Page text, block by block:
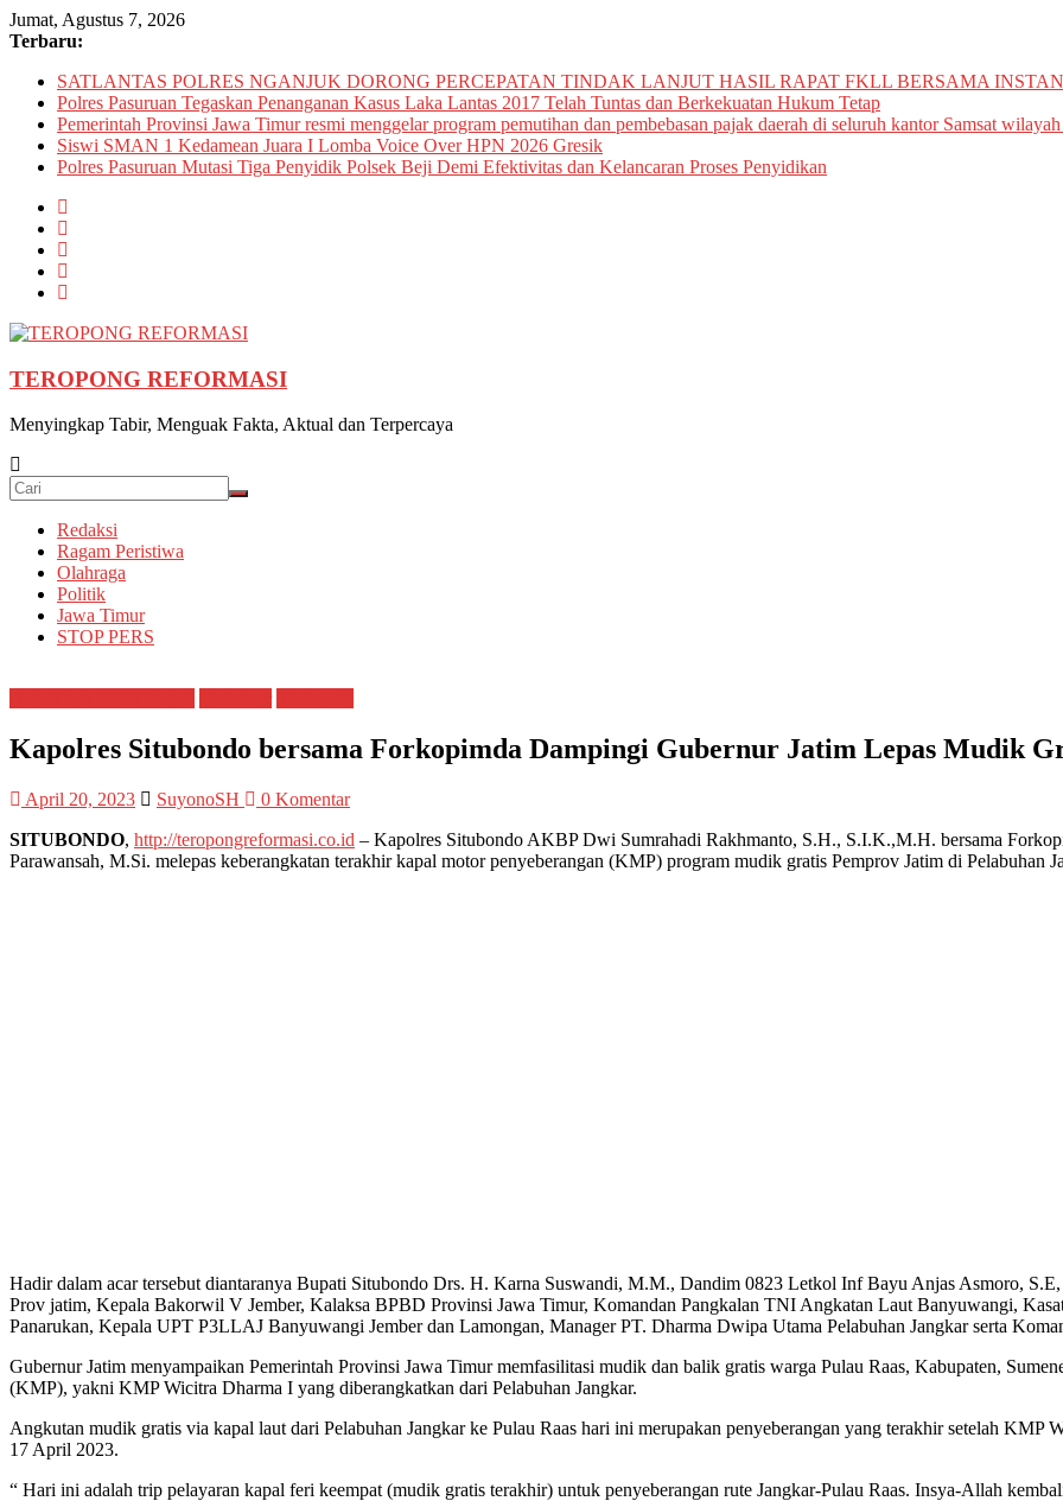
Skip
to
Jumat, Agustus 7, 2026
Terbaru:
SATLANTAS POLRES NGANJUK DORONG PERCEPATAN TINDAK LANJUT HASIL RAPAT FKLL BERSAMA
Polres Pasuruan Tegaskan Penanganan Kasus Laka Lantas 2017 Telah Tuntas dan Berkekuatan Hukum Tetap
Pemerintah Provinsi Jawa Timur resmi menggelar program pemutihan dan pembebasan pajak daerah di seluruh kantor Samsat
Siswi SMAN 1 Kedamean Juara I Lomba Voice Over HPN 2026 Gresik
Polres Pasuruan Mutasi Tiga Penyidik Polsek Beji Demi Efektivitas dan Kelancaran Proses Penyidikan
TEROPONG REFORMASI
Menyingkap Tabir, Menguak Fakta, Aktual dan Terpercaya
Redaksi
Ragam Peristiwa
Olahraga
Politik
Jawa Timur
STOP PERS
Kapolres Situbondo bersama Forkopimda Dampingi Gubernur Jatim Lepas Mudik
April 20, 2023 SuyonoSH
0 Komentar
SITUBONDO, http://teropongreformasi.co.id – Kapolres Situbondo AKBP Dwi Sumrahadi Rakhmanto, S.H., S.I.K.,M.H. bersama
Parawansah, M.Si. melepas keberangkatan terakhir kapal motor penyeberangan (KMP) program mudik gratis Pemprov Jatim di Pelabuhan
Hadir dalam acar tersebut diantaranya Bupati Situbondo Drs. H. Karna Suswandi, M.M., Dandim 0823 Letkol Inf Bayu Anjas Asmoro,
Prov jatim, Kepala Bakorwil V Jember, Kalaksa BPBD Provinsi Jawa Timur, Komandan Pangkalan TNI Angkatan Laut Banyuwangi,
Panarukan, Kepala UPT P3LLAJ Banyuwangi Jember dan Lamongan, Manager PT. Dharma Dwipa Utama Pelabuhan Jangkar serta
Gubernur Jatim menyampaikan Pemerintah Provinsi Jawa Timur memfasilitasi mudik dan balik gratis warga Pulau Raas, Kabupaten,
(KMP), yakni KMP Wicitra Dharma I yang diberangkatkan dari Pelabuhan Jangkar.
Angkutan mudik gratis via kapal laut dari Pelabuhan Jangkar ke Pulau Raas hari ini merupakan penyeberangan yang terakhir setelah KMP
17 April 2023.
“ Hari ini adalah trip pelayaran kapal feri keempat (mudik gratis terakhir) untuk penyeberangan rute Jangkar-Pulau Raas. Insya-Allah